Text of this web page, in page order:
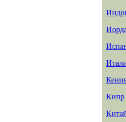
Кипр